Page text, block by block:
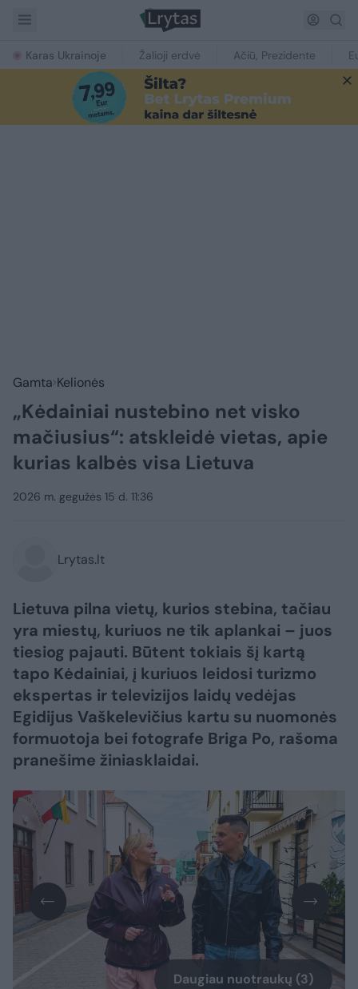
Karas Ukrainoje Žalioji erdvė Ačiū, Prezidente
Gamta Kelionės
„Kėdainiai nustebino net visko
mačiusius“: atskleidė vietas, apie
kurias kalbės visa Lietuva
2026 m. gegužės 15 d. 11:36
Lrytas.lt
Lietuva pilna vietų, kurios stebina, tačiau
yra miestų, kuriuos ne tik aplankai – juos
tiesiog pajauti. Būtent tokiais šį kartą
tapo Kėdainiai, į kuriuos leidosi turizmo
ekspertas ir televizijos laidų vedėjas
Egidijus Vaškelevičius kartu su nuomonės
formuotoja bei fotografe Briga Po, rašoma
pranešime žiniasklaidai.
Daugiau nuotraukų (3)